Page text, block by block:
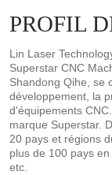
PROFIL
Lin Laser
Superstar CNC
Shandong Qihe, se
développement, la
d'équipements
marque Superstar.
20 pays et régions
plus de 100 pays
etc.